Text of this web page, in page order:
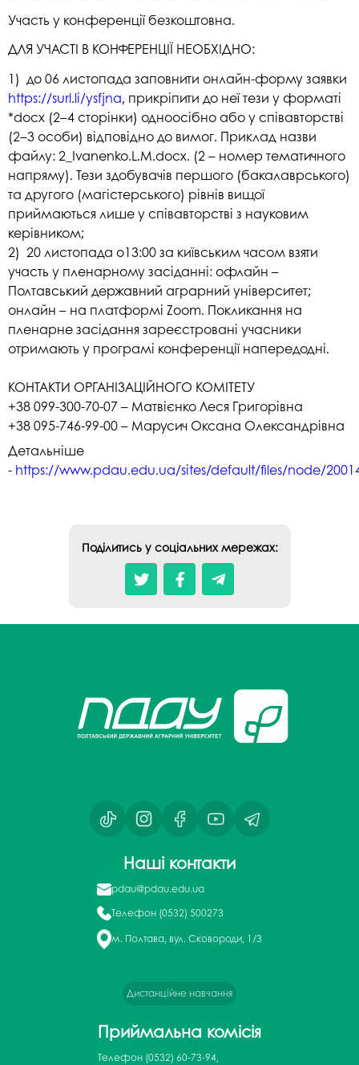
Участь у конференції безкоштовна.
ДЛЯ УЧАСТІ В КОНФЕРЕНЦІЇ НЕОБХІДНО:
1) до 06 листопада заповнити онлайн-форму заявки
https://surl.li/ysfjna, прикріпити до неї тези у форматі
*docх (2–4 сторінки) одноосібно або у співавторстві
(2–3 особи) відповідно до вимог. Приклад назви
файлу: 2_Ivanenko.L.M.docx. (2 – номер тематичного
напряму). Тези здобувачів першого (бакалаврського)
та другого (магістерського) рівнів вищої
приймаються лише у співавторстві з науковим
керівником;
2) 20 листопада о13:00 за київським часом взяти
участь у пленарному засіданні: офлайн –
Полтавський державний аграрний університет;
онлайн – на платформі Zoom. Покликання на
пленарне засідання зареєстровані учасники
отримають у програмі конференції напередодні.
КОНТАКТИ ОРГАНІЗАЦІЙНОГО КОМІТЕТУ
+38 099-300-70-07 – Матвієнко Леся Григорівна
+38 095-746-99-00 – Марусич Оксана Олександрівна
Детальніше
- https://www.pdau.edu.ua/sites/default/files/node/
Поділитись у соціальних мережах:
Наші контакти
pdau@pdau.edu.ua
Телефон (0532) 500273
м. Полтава, вул. Сковороди, 1/3
Дистанційне навчання
Приймальна комісія
Телефон (0532) 60-73-94,